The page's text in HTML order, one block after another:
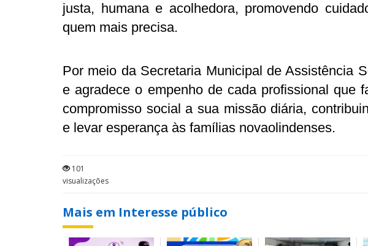
justa, humana e acolhedora, promovendo
quem mais precisa.
Por meio da Secretaria Municipal de Assistência
e agradece o empenho de cada profissional que
compromisso social a sua missão diária,
e levar esperança às famílias novaolindenses.
101
visualizações
Mais em Interesse público